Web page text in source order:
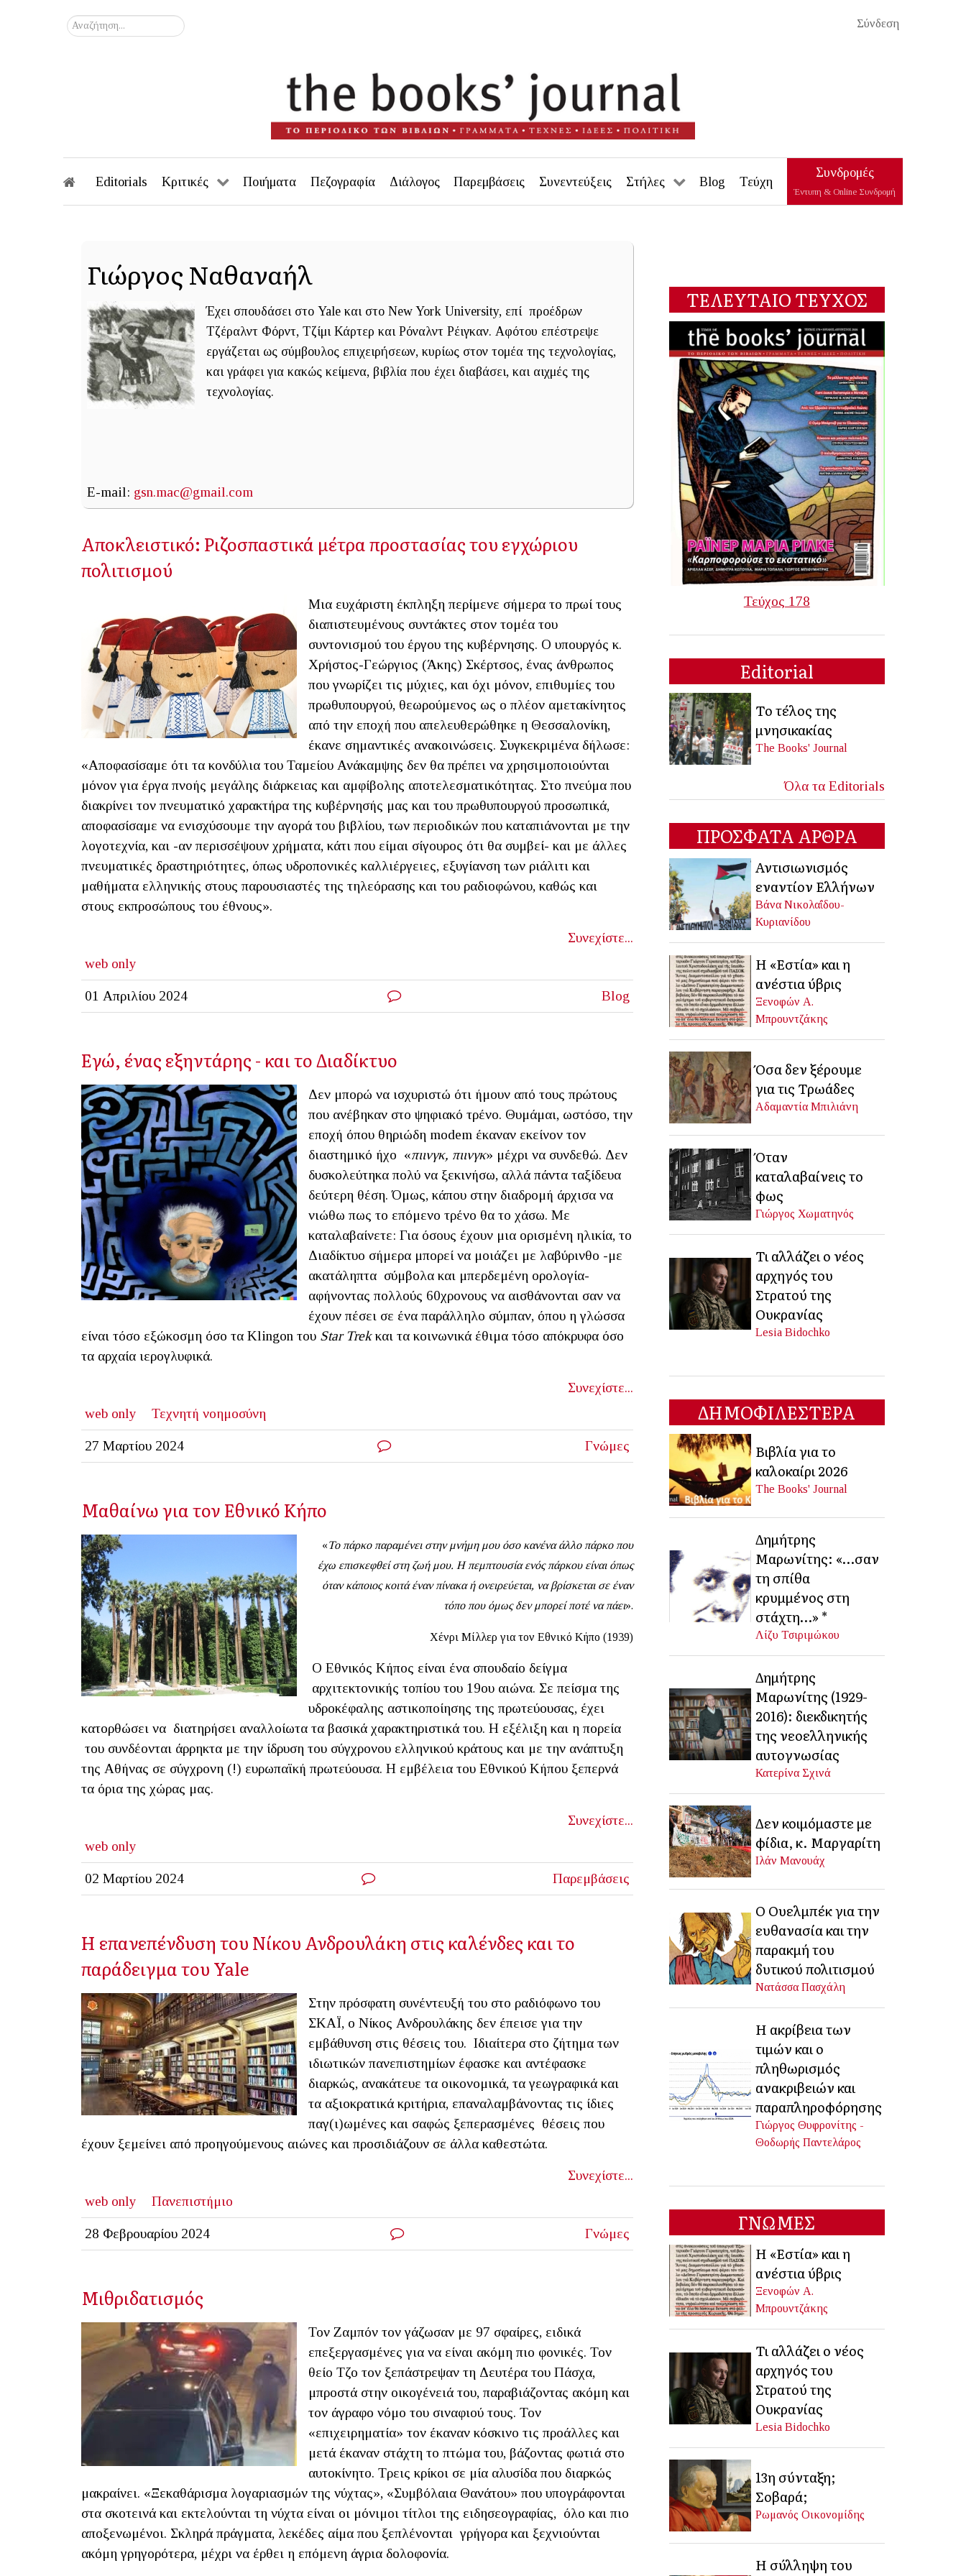
Σύνδεση
Αναζήτηση...
Editorials Κριτικές Ποιήματα Πεζογραφία Διάλογος Παρεμβάσεις Συνεντεύξεις Στήλες Blog Τεύχη
Συνδρομές
Έντυπη & Online Συνδρομή
Γιώργος Ναθαναήλ
Έχει σπουδάσει στο Yale και στο New York University, επί προέδρων
Τζέραλντ Φόρντ, Τζίμι Κάρτερ και Ρόναλντ Ρέιγκαν. Αφότου επέστρεψε
εργάζεται ως σύμβουλος επιχειρήσεων, κυρίως στον τομέα της τεχνολογίας,
και γράφει για κακώς κείμενα, βιβλία που έχει διαβάσει, και αιχμές της
τεχνολογίας.
E-mail: gsn.mac@gmail.com
Αποκλειστικό: Ριζοσπαστικά μέτρα προστασίας του εγχώριου
πολιτισμού
Mια ευχάριστη έκπληξη περίμενε σήμερα το πρωί τους
διαπιστευμένους συντάκτες στον τομέα του
συντονισμού του έργου της κυβέρνησης. Ο υπουργός κ.
Χρήστος-Γεώργιος (Άκης) Σκέρτσος, ένας άνθρωπος
που γνωρίζει τις μύχιες, και όχι μόνον, επιθυμίες του
πρωθυπουργού, θεωρούμενος ως ο πλέον αμετακίνητος
από την εποχή που απελευθερώθηκε η Θεσσαλονίκη,
έκανε σημαντικές ανακοινώσεις. Συγκεκριμένα δήλωσε:
«Αποφασίσαμε ότι τα κονδύλια του Ταμείου Ανάκαμψης δεν θα πρέπει να χρησιμοποιούνται
μόνον για έργα πνοής μεγάλης διάρκειας και αμφίβολης αποτελεσματικότητας. Στο πνεύμα που
διακρίνει τον πνευματικό χαρακτήρα της κυβέρνησής μας και του πρωθυπουργού προσωπικά,
αποφασίσαμε να ενισχύσουμε την αγορά του βιβλίου, των περιοδικών που καταπιάνονται με την
λογοτεχνία, και -αν περισσέψουν χρήματα, κάτι που είμαι σίγουρος ότι θα συμβεί- και με άλλες
πνευματικές δραστηριότητες, όπως υδροπονικές καλλιέργειες, εξυγίανση των ριάλιτι και
μαθήματα ελληνικής στους παρουσιαστές της τηλεόρασης και του ραδιοφώνου, καθώς και
στους εκπροσώπους του έθνους».
Συνεχίστε...
web only
01 Απριλίου 2024 Blog
Εγώ, ένας εξηντάρης - και το Διαδίκτυο
Δεν μπορώ να ισχυριστώ ότι ήμουν από τους πρώτους
που ανέβηκαν στο ψηφιακό τρένο. Θυμάμαι, ωστόσο, την
εποχή όπου θηριώδη modem έκαναν εκείνον τον
διαστημικό ήχο «πιινγκ, πιινγκ» μέχρι να συνδεθώ. Δεν
δυσκολεύτηκα πολύ να ξεκινήσω, αλλά πάντα ταξίδευα
δεύτερη θέση. Όμως, κάπου στην διαδρομή άρχισα να
νιώθω πως το επόμενο τρένο θα το χάσω. Με
καταλαβαίνετε: Για όσους έχουν μια ορισμένη ηλικία, το
Διαδίκτυο σήμερα μπορεί να μοιάζει με λαβύρινθο -με
ακατάληπτα σύμβολα και μπερδεμένη ορολογία-
αφήνοντας πολλούς 60χρονους να αισθάνονται σαν να
έχουν πέσει σε ένα παράλληλο σύμπαν, όπου η γλώσσα
είναι τόσο εξώκοσμη όσο τα Klingon του Star Trekκαι τα κοινωνικά έθιμα τόσο απόκρυφα όσο
τα αρχαία ιερογλυφικά.
Συνεχίστε...
web only
Τεχνητή νοημοσύνη
27 Μαρτίου 2024 Γνώμες
Μαθαίνω για τον Εθνικό Κήπο
«Το πάρκο παραμένει στην μνήμη μου όσο κανένα άλλο πάρκο που
έχω επισκεφθεί στη ζωή μου. Η πεμπτουσία ενός πάρκου είναι όπως
όταν κάποιος κοιτά έναν πίνακα ή ονειρεύεται, να βρίσκεται σε έναν
τόπο που όμως δεν μπορεί ποτέ να πάει».
Χένρι Μίλλερ για τον Εθνικό Κήπο (1939)
Ο Εθνικός Κήπος είναι ένα σπουδαίο δείγμα
αρχιτεκτονικής τοπίου του 19ου αιώνα. Σε πείσμα της
υδροκέφαλης αστικοποίησης της πρωτεύουσας, έχει
κατορθώσει να διατηρήσει αναλλοίωτα τα βασικά χαρακτηριστικά του. Η εξέλιξη και η πορεία
του συνδέονται άρρηκτα με την ίδρυση του σύγχρονου ελληνικού κράτους και με την ανάπτυξη
της Αθήνας σε σύγχρονη (!) ευρωπαϊκή πρωτεύουσα. Η εμβέλεια του Εθνικού Κήπου ξεπερνά
τα όρια της χώρας μας.
Συνεχίστε...
web only
02 Μαρτίου 2024 Παρεμβάσεις
Η επανεπένδυση του Νίκου Ανδρουλάκη στις καλένδες και το
παράδειγμα του Yale
Στην πρόσφατη συνέντευξή του στο ραδιόφωνο του
ΣΚΑΪ, ο Νίκος Ανδρουλάκης δεν έπεισε για την
εμβάθυνση στις θέσεις του. Ιδιαίτερα στο ζήτημα των
ιδιωτικών πανεπιστημίων έφασκε και αντέφασκε
διαρκώς, ανακάτευε τα οικονομικά, τα γεωγραφικά και
τα αξιοκρατικά κριτήρια, επαναλαμβάνοντας τις ίδιες
παγ(ι)ωμένες και σαφώς ξεπερασμένες θέσεις που
έχουν ξεμείνει από προηγούμενους αιώνες και προσιδιάζουν σε άλλα καθεστώτα.
Συνεχίστε...
web only
Πανεπιστήμιο
28 Φεβρουαρίου 2024 Γνώμες
Μιθριδατισμός
Τον Ζαμπόν τον γάζωσαν με 97 σφαίρες, ειδικά
επεξεργασμένες για να είναι ακόμη πιο φονικές. Τον
θείο Τζο τον ξεπάστρεψαν τη Δευτέρα του Πάσχα,
μπροστά στην οικογένειά του, παραβιάζοντας ακόμη και
τον άγραφο νόμο του σιναφιού τους. Τον
«επιχειρηματία» τον έκαναν κόσκινο τις προάλλες και
μετά έκαναν στάχτη το πτώμα του, βάζοντας φωτιά στο
αυτοκίνητο. Τρεις κρίκοι σε μία αλυσίδα που διαρκώς
μακραίνει. «Ξεκαθάρισμα λογαριασμών της νύχτας», «Συμβόλαια Θανάτου» που υπογράφονται
στα σκοτεινά και εκτελούνται τη νύχτα είναι οι μόνιμοι τίτλοι της ειδησεογραφίας, όλο και πιο
αποξενωμένοι. Σκληρά πράγματα, λεκέδες αίμα που ξεπλένονται γρήγορα και ξεχνιούνται
ακόμη γρηγορότερα, μέχρι να έρθει η επόμενη άγρια δολοφονία.
ΤΕΛΕΥΤΑΙΟ ΤΕΥΧΟΣ
Τεύχος 178
Editorial
Το τέλος της
μνησικακίας
The Books' Journal
Όλα τα Editorials
ΠΡΟΣΦΑΤΑ ΑΡΘΡΑ
Αντισιωνισμός
εναντίον Ελλήνων
Βάνα Νικολαΐδου-
Κυριανίδου
Η «Εστία» και η
ανέστια ύβρις
Ξενοφών Α.
Μπρουντζάκης
Όσα δεν ξέρουμε
για τις Τρωάδες
Αδαμαντία Μπιλιάνη
Όταν
καταλαβαίνεις το
φως
Γιώργος Χωματηνός
Τι αλλάζει ο νέος
αρχηγός του
Στρατού της
Ουκρανίας
Lesia Bidochko
ΔΗΜΟΦΙΛΕΣΤΕΡΑ
Βιβλία για το
καλοκαίρι 2026
The Books' Journal
Δημήτρης
Μαρωνίτης: «…σαν
τη σπίθα
κρυμμένος στη
στάχτη…» *
Λίζυ Τσιριμώκου
Δημήτρης
Μαρωνίτης (1929-
2016): διεκδικητής
της νεοελληνικής
αυτογνωσίας
Κατερίνα Σχινά
Δεν κοιμόμαστε με
φίδια, κ. Μαργαρίτη
Ιλάν Μανουάχ
Ο Ουελμπέκ για την
ευθανασία και την
παρακμή του
δυτικού πολιτισμού
Νατάσσα Πασχάλη
Η ακρίβεια των
τιμών και ο
πληθωρισμός
ανακριβειών και
παραπληροφόρησης
Γιώργος Θυφρονίτης -
Θοδωρής Παντελάρος
ΓΝΩΜΕΣ
Η «Εστία» και η
ανέστια ύβρις
Ξενοφών Α.
Μπρουντζάκης
Τι αλλάζει ο νέος
αρχηγός του
Στρατού της
Ουκρανίας
Lesia Bidochko
13η σύνταξη;
Σοβαρά;
Ρωμανός Οικονομίδης
Η σύλληψη του